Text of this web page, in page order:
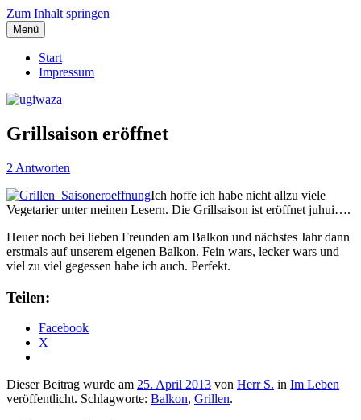
Zum Inhalt springen
ugiwaza
Menü
Start
Impressum
Grillsaison eröffnet
2 Antworten
Ich hoffe ich habe nicht allzu viele
Vegetarier unter meinen Lesern. Die Grillsaison ist eröffnet juhui….
Heuer noch bei lieben Freunden am Balkon und nächstes Jahr dann
erstmals auf unserem eigenen Balkon. Fein wars, lecker wars und
viel zu viel gegessen habe ich auch. Perfekt.
Teilen:
Facebook
X
Dieser Beitrag wurde am 25. April 2013 von Herr S. in Im Leben
veröffentlicht. Schlagworte: Balkon, Grillen.